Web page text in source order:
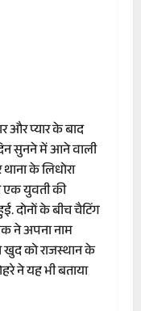
और प्यार के बाद
सुनने में आने वाली
के लिधोरा
एक युवती की
के बीच चैटिंग
ने अपना नाम
खुद को राजस्थान के
ने यह भी बताया